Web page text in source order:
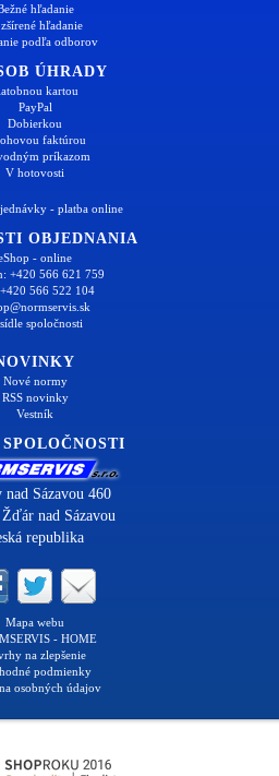
hľadanie
hľadanie
podľa odborov
ÚHRADY
kartou
PayPal
Dobierkou
faktúrou
príkazom
V hotovosti
- platba online
OBJEDNANIA
- online
+420 566 621 759
566 522 104
spoločnosti
Nové normy
RSS novinky
Vestník
nad Sázavou 460
nad Sázavou
republika
Mapa webu
- HOME
na zlepšenie
podmienky
osobných údajov